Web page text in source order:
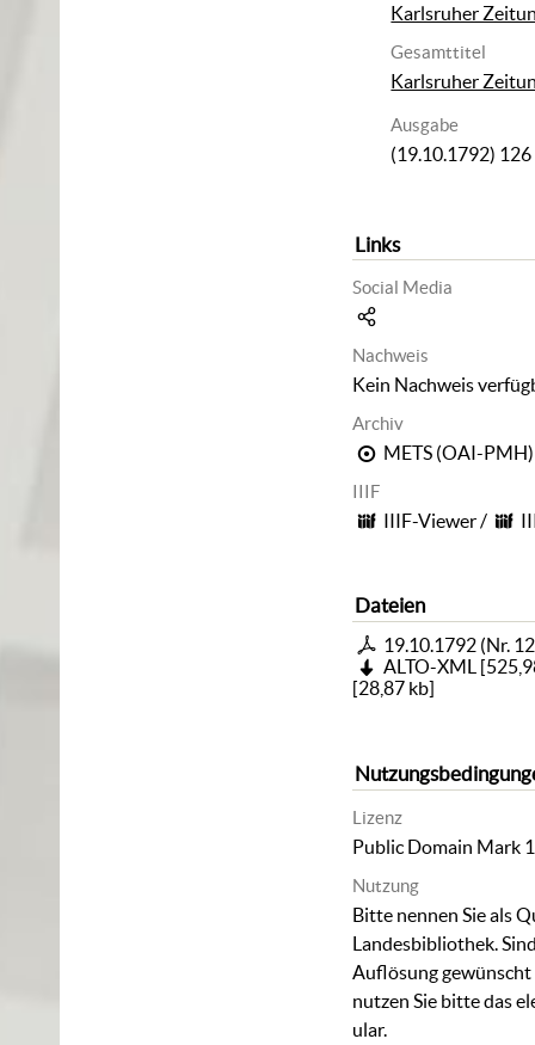
Karlsruher
Gesamttitel
Karlsruher
Ausgabe
(19.10.1792) 126
Links
Social Media
Nachweis
Kein Nachweis
Archiv
METS (OAI-PMH)
IIIF
IIIF-Viewer/
Dateien
19.10.1792 (Nr.
ALTO-XML [
[28,87 kb]
Lizenz
Public Domain Mark
Nutzung
Bitte nennen Sie als
Landesbibliothek.
Auflösung
nutzen Sie bitte das
ular.